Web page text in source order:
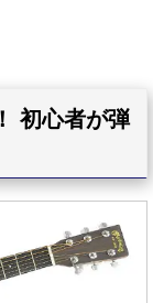
初心者が弾